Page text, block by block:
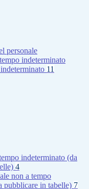
personale
indeterminato
11
indeterminato (da
4
non a tempo
pubblicare in tabelle) 7